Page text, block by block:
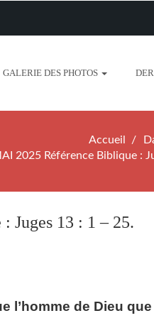
GALERIE DES PHOTOS
Accueil
2025 Référence Biblique :
Juges 13 : 1 – 25.
l’homme de Dieu